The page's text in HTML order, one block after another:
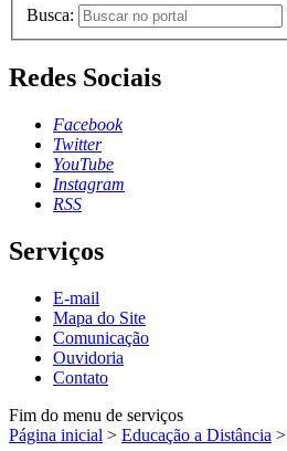
Busca:
Redes Sociais
Facebook
Twitter
YouTube
Instagram
RSS
Serviços
E-mail
Mapa do Site
Comunicação
Ouvidoria
Contato
Fim do menu de serviços
Página inicial > Educação a Distância >